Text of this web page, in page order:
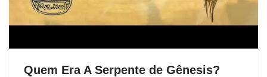
Quem Era A Serpente de Gênesis?